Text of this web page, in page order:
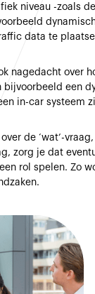
niveau -zoals
data te
nagedacht over
bijvoorbeeld een
in-car systeem
de ‘wat’-
zorg je dat
rol spelen. Zo